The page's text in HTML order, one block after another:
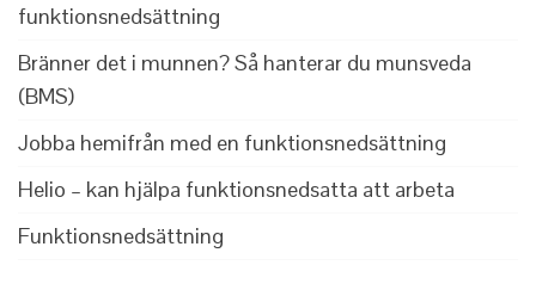
funktionsnedsättning
Bränner det i munnen? Så hanterar du munsveda
(BMS)
Jobba hemifrån med en funktionsnedsättning
Helio – kan hjälpa funktionsnedsatta att arbeta
Funktionsnedsättning